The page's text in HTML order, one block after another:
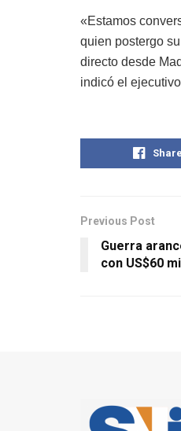
«Estamos
quien postergo
directo desde
indicó el
Share
Previous Post
Guerra
con US$60